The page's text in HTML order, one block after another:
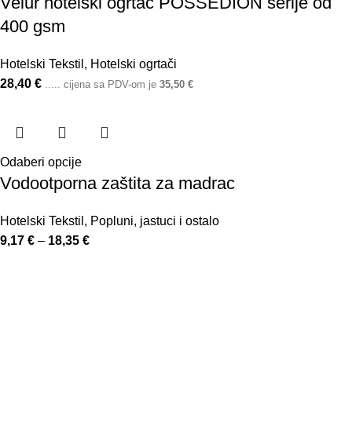
400 gsm
Hotelski Tekstil , Hotelski ogrtači
28,40 € ..... cijena sa PDV-om je 35,50 €
Odaberi opcije
Vodootporna zaštita za madrac
Hotelski Tekstil , Popluni, jastuci i ostalo
9,17 € – 18,35 €